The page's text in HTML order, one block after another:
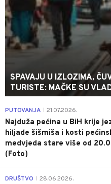
SPAVAJU U IZLOZIMA,
TURISTE: MAČKE SU
PUTOVANJA 21.07.2026.
Najduža pećina u BiH krije
hiljade šišmiša i kosti
medvjeda stare više od
(Foto)
DRUŠTVO 28.06.2026.